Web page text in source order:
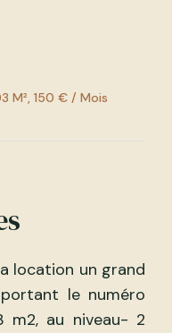
M², 150 € / Mois
location un grand
le numéro
m2, au niveau- 2